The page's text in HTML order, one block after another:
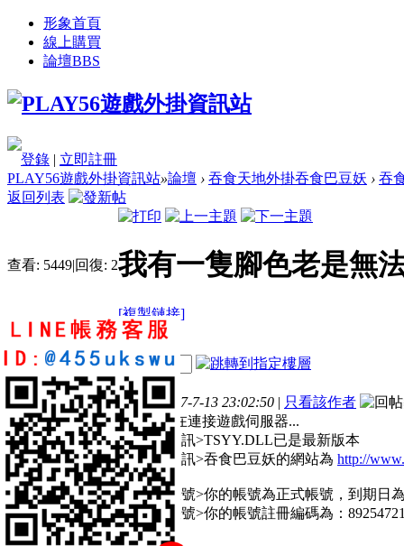
形象首頁
線上購買
論壇BBS
登錄 | 立即註冊
PLAY56遊戲外掛資訊站»論壇 › 吞食天地外掛吞食巴豆妖 › 吞
返回列表
查看: 5449|回復: 2我有一隻腳色老是無
[複製鏈接]
a08570857
4
主題
7
帖子
62
積分
註冊會員
積分
62
電梯直達
樓主
發表於 2017-7-13 23:02:50 | 只看該作者
22:46:30 正在連接遊戲伺服器...
22:46:31 <資訊>TSYY.DLL已是最新版本
22:46:31 <資訊>吞食巴豆妖的網站為 http://
22:46:31 <帳號>你的帳號為正式帳號，到期日為
22:46:31 <帳號>你的帳號註冊編碼為：